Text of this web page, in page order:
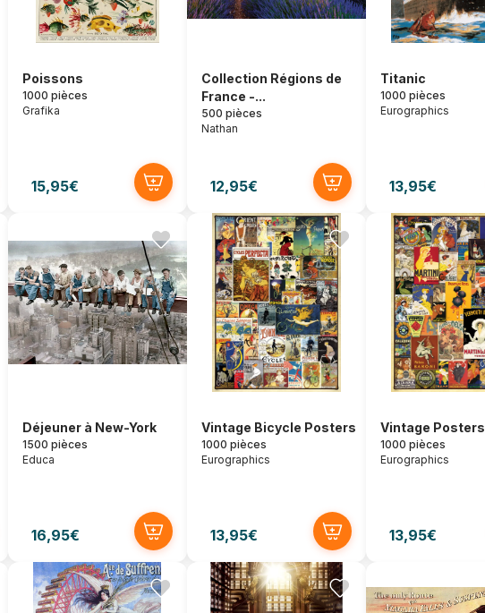
Poissons
1000 pièces
Grafika
15,95€
Collection Régions de
France -...
500 pièces
Nathan
12,95€
Titanic
1000 pièces
Eurographics
13,95€
Déjeuner à New-York
1500 pièces
Educa
16,95€
Vintage Bicycle Posters
1000 pièces
Eurographics
13,95€
Vintage Posters
1000 pièces
Eurographics
13,95€